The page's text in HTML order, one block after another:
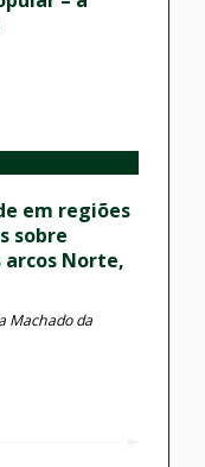
em regiões
sobre
arcos Norte,
Machado da